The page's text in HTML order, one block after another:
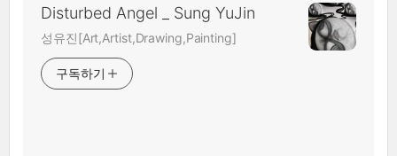
Disturbed Angel _ Sung YuJin
성유진[Art,Artist,Drawing,Painting]
구독하기